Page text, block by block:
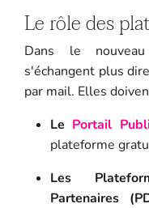
Le rôle des
Dans le
s'échangent plus
par mail. Elles
Le Portail
plateforme
Les
Partenaires